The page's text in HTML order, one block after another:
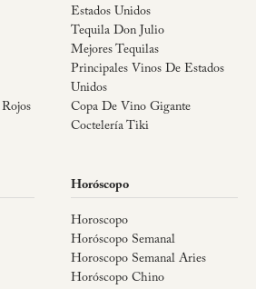
Estados Unidos
Tequila Don Julio
Mejores Tequilas
Principales Vinos De Estados
Unidos
Copa De Vino Gigante
Coctelería Tiki
Horóscopo
Horoscopo
Horóscopo Semanal
Horoscopo Semanal Aries
Horóscopo Chino